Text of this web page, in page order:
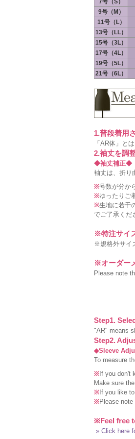
7号（S）
9号（M）
11号（L）
13号（LL）
15号（3L）
17号（4L）
19号（5L）
21号（6L）
1.普段着用
「AR体」と
2.袖丈を調
◆袖丈補正◆
袖丈は、折り
※号数が分か
※ゆったりご
※生地に若干
でご了承くだ
※特注サイ
※規格外サイ
※オーダー
Please note
Step1.
"AR" means
Step2.
◆Sleeve
To measure
※ If you don't
Make sure
※ If you like
※Please
※Feel free
» Click here